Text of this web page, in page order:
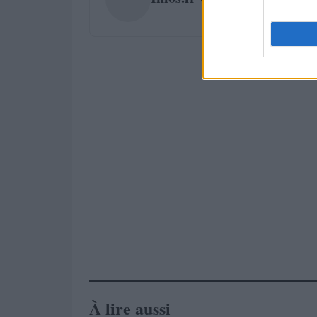
À lire aussi